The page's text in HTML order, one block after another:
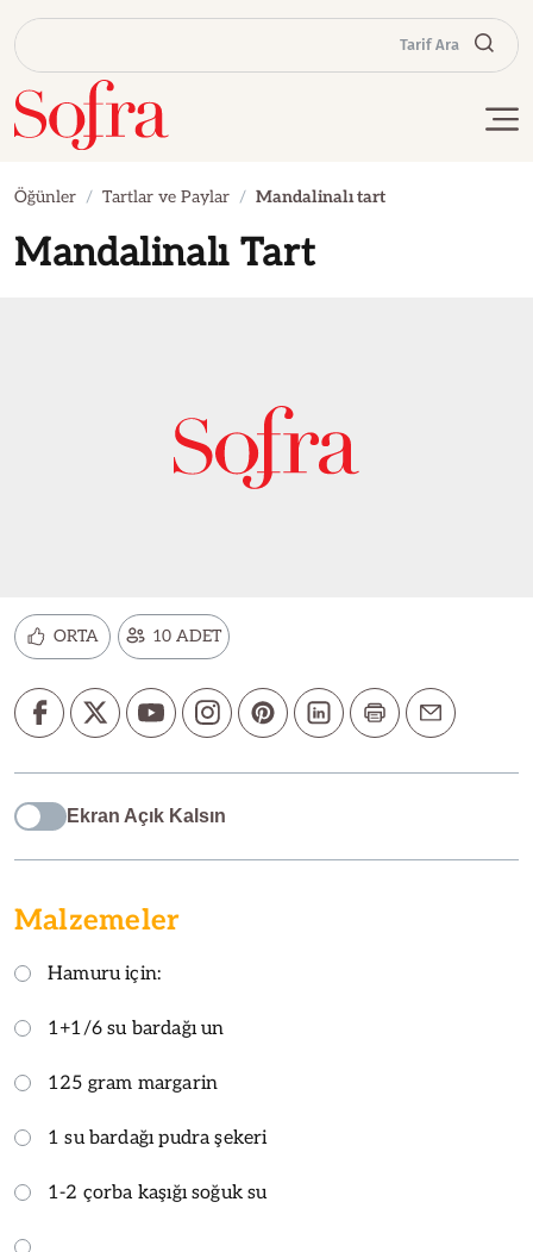
Tarif Ara
Öğünler Tartlar ve Paylar Mandalinalı tart
Mandalinalı Tart
ORTA 10 ADET
Ekran Açık Kalsın
Malzemeler
Hamuru için:
1+1/6 su bardağı un
125 gram margarin
1 su bardağı pudra şekeri
1-2 çorba kaşığı soğuk su